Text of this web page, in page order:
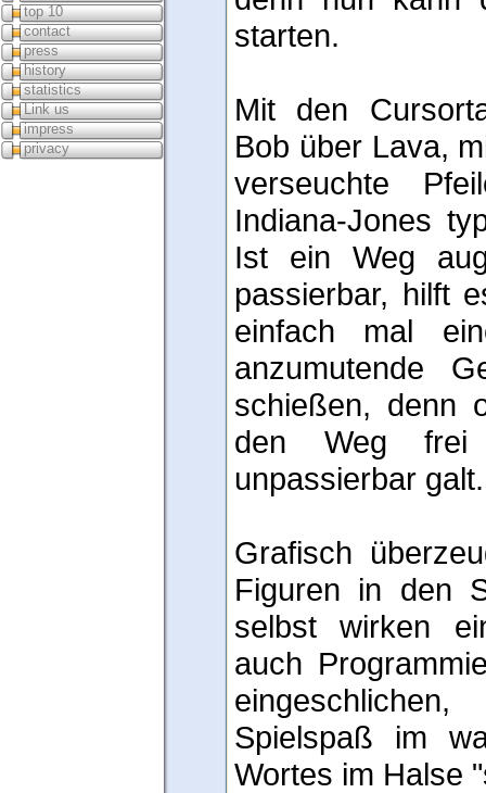
top 10
contact
press
history
statistics
Link us
impress
privacy
starten.
Mit den
Bob über Lava,
verseuchte
Indiana-Jones
Ist ein Weg
passierbar, hilft
einfach mal
anzumutende
schießen, denn
den Weg
unpassierbar galt.
Grafisch
Figuren in den
selbst wirken
auch
Spielspaß im
Wortes im Halse